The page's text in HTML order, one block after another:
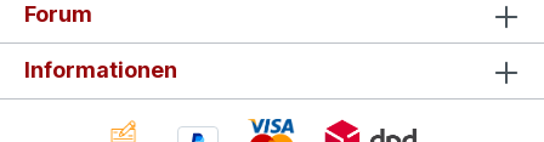
Forum
Informationen